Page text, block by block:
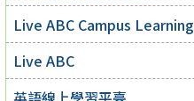
Live ABC Campus Learning
Live ABC